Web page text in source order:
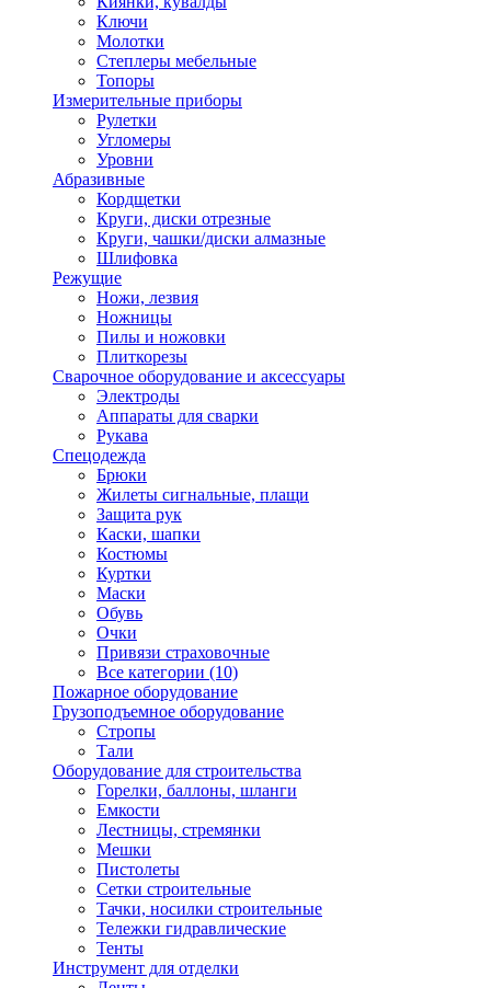
Ключи
Молотки
Степлеры мебельные
Топоры
Измерительные приборы
Рулетки
Угломеры
Уровни
Абразивные
Кордщетки
Круги, диски отрезные
Круги, чашки/диски алмазные
Шлифовка
Режущие
Ножи, лезвия
Ножницы
Пилы и ножовки
Плиткорезы
Сварочное оборудование и аксессуары
Электроды
Аппараты для сварки
Рукава
Спецодежда
Брюки
Жилеты сигнальные, плащи
Защита рук
Каски, шапки
Костюмы
Куртки
Маски
Обувь
Очки
Привязи страховочные
Все категории (10)
Пожарное оборудование
Грузоподъемное оборудование
Стропы
Тали
Оборудование для строительства
Горелки, баллоны, шланги
Емкости
Лестницы, стремянки
Мешки
Пистолеты
Сетки строительные
Тачки, носилки строительные
Тележки гидравлические
Тенты
Инструмент для отделки